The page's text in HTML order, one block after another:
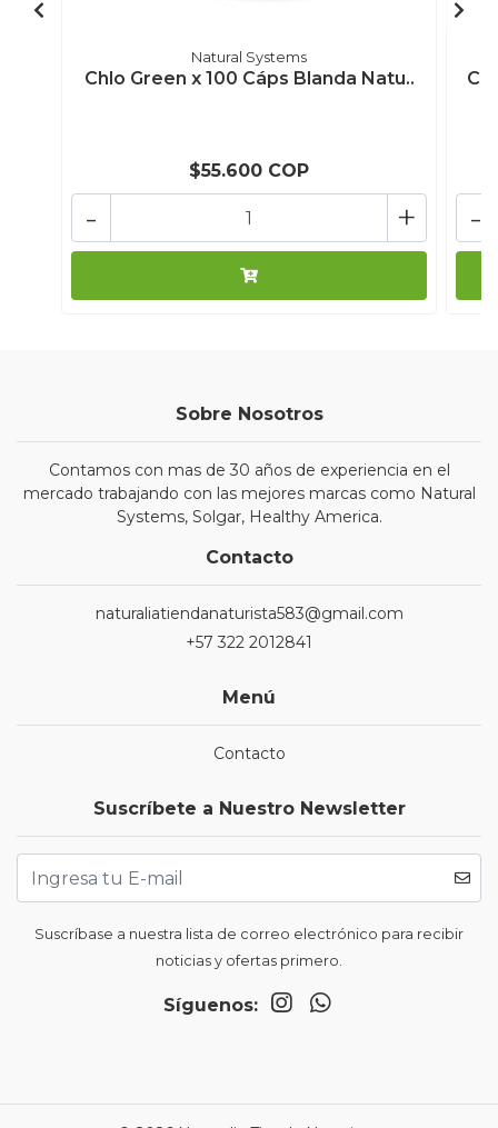
Natural Systems
Chlo Green x 100 Cáps Blanda Natu..
$55.600 COP
+
- -
Sobre Nosotros
Contamos con mas de 30 años de experiencia en el
mercado trabajando con las mejores marcas como Natural
Systems, Solgar, Healthy America.
Contacto
naturaliatiendanaturista583@gmail.com
+57 322 2012841
Menú
Contacto
Suscríbete a Nuestro Newsletter
Suscríbase a nuestra lista de correo electrónico para recibir
noticias y ofertas primero.
Síguenos: